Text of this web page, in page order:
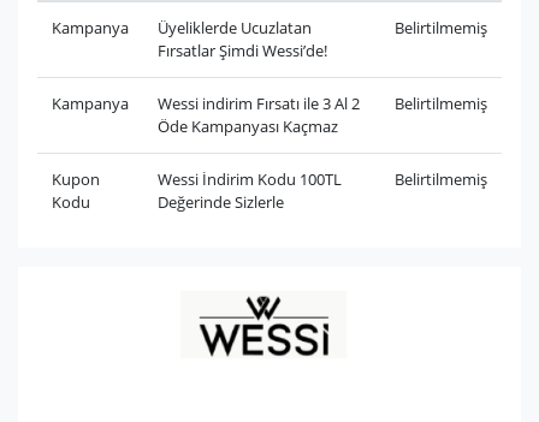
Kampanya
Üyeliklerde Ucuzlatan
Fırsatlar Şimdi Wessi’de!
Belirtilmemiş
Kampanya
Wessi indirim Fırsatı ile 3 Al 2
Öde Kampanyası Kaçmaz
Belirtilmemiş
Kupon
Kodu
Wessi İndirim Kodu 100TL
Değerinde Sizlerle
Belirtilmemiş